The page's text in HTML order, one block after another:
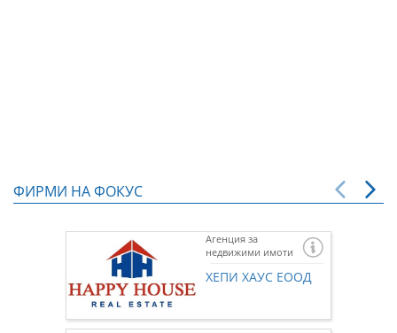
ФИРМИ НА ФОКУС
Агенция за
недвижими имоти
ХЕПИ ХАУС ЕООД